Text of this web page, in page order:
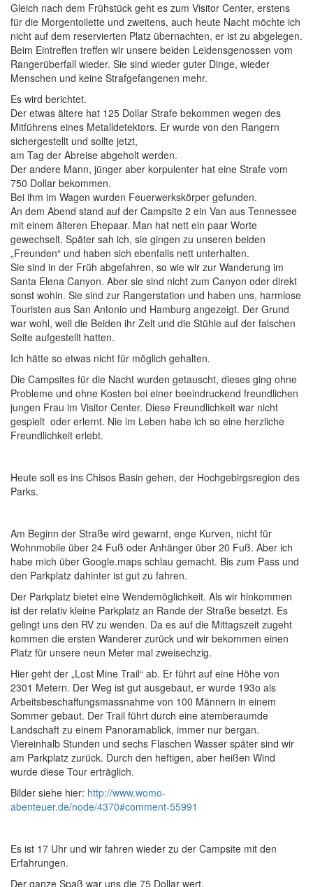
Gleich nach dem Frühstück geht es zum Visitor Center, erstens
für die Morgentoilette und zweitens, auch heute Nacht möchte ich
nicht auf dem reservierten Platz übernachten, er ist zu abgelegen.
Beim Eintreffen treffen wir unsere beiden Leidensgenossen vom
Rangerüberfall wieder. Sie sind wieder guter Dinge, wieder
Menschen und keine Strafgefangenen mehr.
Es wird berichtet.
Der etwas ältere hat 125 Dollar Strafe bekommen wegen des
Mitführens eines Metalldetektors. Er wurde von den Rangern
sichergestellt und sollte jetzt,
am Tag der Abreise abgeholt werden.
Der andere Mann, jünger aber korpulenter hat eine Strafe vom
750 Dollar bekommen.
Bei ihm im Wagen wurden Feuerwerkskörper gefunden.
An dem Abend stand auf der Campsite 2 ein Van aus Tennessee
mit einem älteren Ehepaar. Man hat nett ein paar Worte
gewechselt. Später sah ich, sie gingen zu unseren beiden
„Freunden“ und haben sich ebenfalls nett unterhalten.
Sie sind in der Früh abgefahren, so wie wir zur Wanderung im
Santa Elena Canyon. Aber sie sind nicht zum Canyon oder direkt
sonst wohin. Sie sind zur Rangerstation und haben uns, harmlose
Touristen aus San Antonio und Hamburg angezeigt. Der Grund
war wohl, weil die Beiden ihr Zelt und die Stühle auf der falschen
Seite aufgestellt hatten.
Ich hätte so etwas nicht für möglich gehalten.
Die Campsites für die Nacht wurden getauscht, dieses ging ohne
Probleme und ohne Kosten bei einer beeindruckend freundlichen
jungen Frau im Visitor Center. Diese Freundlichkeit war nicht
gespielt oder erlernt. Nie im Leben habe ich so eine herzliche
Freundlichkeit erlebt.
Heute soll es ins Chisos Basin gehen, der Hochgebirgsregion des
Parks.
Am Beginn der Straße wird gewarnt, enge Kurven, nicht für
Wohnmobile über 24 Fuß oder Anhänger über 20 Fuß. Aber ich
habe mich über Google.maps schlau gemacht. Bis zum Pass und
den Parkplatz dahinter ist gut zu fahren.
Der Parkplatz bietet eine Wendemöglichkeit. Als wir hinkommen
ist der relativ kleine Parkplatz an Rande der Straße besetzt. Es
gelingt uns den RV zu wenden. Da es auf die Mittagszeit zugeht
kommen die ersten Wanderer zurück und wir bekommen einen
Platz für unsere neun Meter mal zweisechzig.
Hier geht der „Lost Mine Trail“ ab. Er führt auf eine Höhe von
2301 Metern. Der Weg ist gut ausgebaut, er wurde 193o als
Arbeitsbeschaffungsmassnahme von 100 Männern in einem
Sommer gebaut. Der Trail führt durch eine atemberaumde
Landschaft zu einem Panoramablick, immer nur bergan.
Viereinhalb Stunden und sechs Flaschen Wasser später sind wir
am Parkplatz zurück. Durch den heftigen, aber heißen Wind
wurde diese Tour erträglich.
Bilder siehe hier: http://www.womo-
abenteuer.de/node/4370#comment-55991
Es ist 17 Uhr und wir fahren wieder zu der Campsite mit den
Erfahrungen.
Der ganze Spaß war uns die 75 Dollar wert.